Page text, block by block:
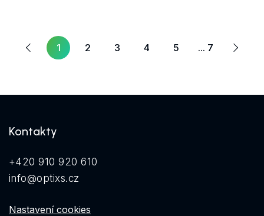
1 2 3 4 5 ... 7
Další
Kontakty
+420 910 920 610
info@optixs.cz
Nastavení cookies